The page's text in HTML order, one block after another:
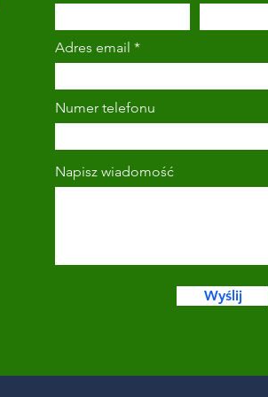
Adres email
Numer telefonu
Napisz wiadomość
Wyślij